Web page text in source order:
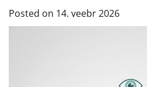
Posted on 14. veebr 2026